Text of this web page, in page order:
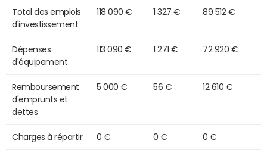
Total des emplois
d'investissement
118 090 € 1 327 € 89 512 €
Dépenses
d'équipement
113 090 € 1 271 € 72 920 €
Remboursement
d'emprunts et
dettes
5 000 € 56 € 12 610 €
Charges à répartir 0 € 0 € 0 €